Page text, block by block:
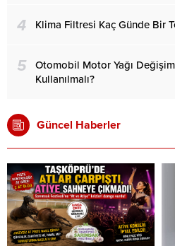
4 Klima Filtresi Kaç Günde Bir
5
Otomobil Motor Yağı
Kullanılmalı?
Güncel Haberler